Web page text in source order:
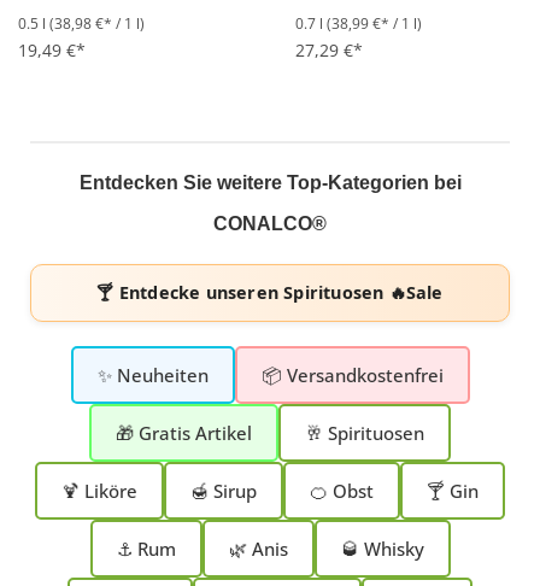
0.5 l (38,98 €* / 1 l)
19,49 €*
0.7 l (38,99 €* / 1 l)
27,29 €*
Entdecken Sie weitere Top-Kategorien bei
CONALCO®
🍸 Entdecke unserenSpirituosen 🔥Sale
✨ Neuheiten 📦 Versandkostenfrei
🎁 Gratis Artikel 🥂 Spirituosen
🍹 Liköre 🍯 Sirup 🍊 Obst 🍸 Gin
⚓ Rum 🌿 Anis 🥃 Whisky